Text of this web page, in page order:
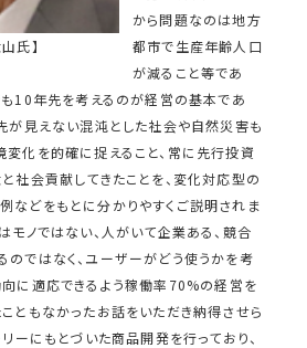
氏】
から問題なのは地方
都市で生産年齢人口
が減ること等であ
も10年先を考えるのが経営の基本であ
が見えない混沌とした社会や自然災害も
変化を的確に捉えること、常に先行投資
社会貢献してきたことを、変化対応型の
などをもとに分かりやすくご説明されま
モノではない、人がいて企業ある、競合
のではなく、ユーザーがどう使うかを考
向に適応できるよう稼働率70%の経営を
ともなかったお話をいただき納得させら
リーにもとづいた商品開発を行っており、